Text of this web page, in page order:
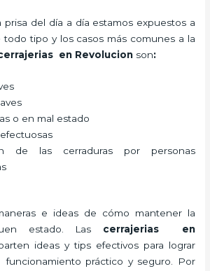
prisa del día a día estamos expuestos a
tipo y los casos más comunes a la
en Revolucion son:
o en mal estado
de las cerraduras por personas
e ideas de cómo mantener la
estado. Las cerrajerias en
ideas y tips efectivos para lograr
práctico y seguro. Por